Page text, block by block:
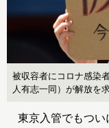
被収容者にコロナ感染
人有志一同）が解放を
東京入管でもつい